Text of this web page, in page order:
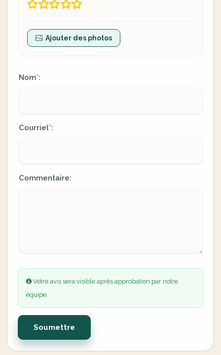
Ajouter des photos
Nom*:
Courriel*:
Commentaire:
Votre avis sera visible après approbation par notre
équipe.
Soumettre